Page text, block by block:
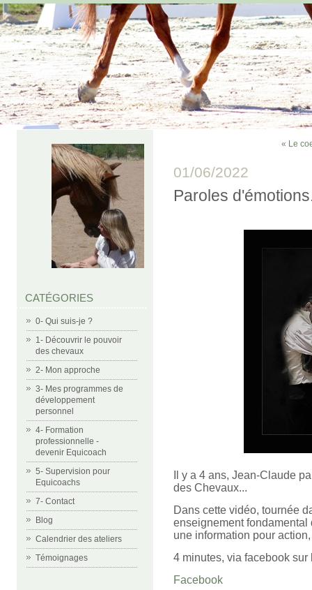
CATÉGORIES
0- Qui suis-je ?
1- Découvrir le pouvoir
des chevaux
2- Mon approche
3- Mes programmes de
développement
personnel
4- Formation
professionnelle -
devenir Equicoach
5- Supervision pour
Equicoachs
7- Contact
Blog
Calendrier des ateliers
Témoignages
« Le
01/06/2022
Paroles
Il y a 4 ans, Jean-Claude
des Chevaux...
Dans cette vidéo, tournée
enseignement
une information pour
4 minutes, via facebook
Facebook